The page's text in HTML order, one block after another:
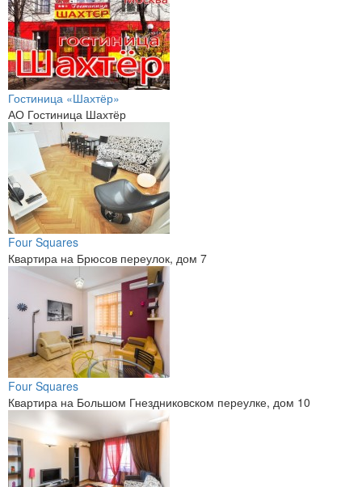
Гостиница «Шахтёр»
АО Гостиница Шахтёр
Four Squares
Квартира на Брюсов переулок, дом 7
Four Squares
Квартира на Большом Гнездниковском переулке, дом 10